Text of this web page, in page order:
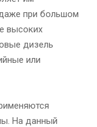
при большом
высоких
дизель
или
На данный